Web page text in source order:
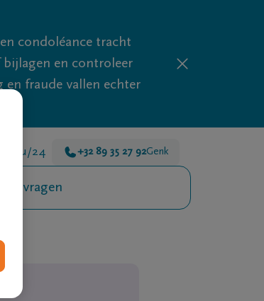
condoléance tracht
bijlagen en controleer
fraude vallen echter
24u/24 +32 89 35 27 92Genk
vragen